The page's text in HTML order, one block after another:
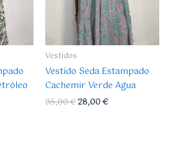
Vestidos
Vestido Seda Estampado
Cachemir Verde Agua
35,00€28,00€